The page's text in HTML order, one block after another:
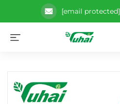
[email protected]